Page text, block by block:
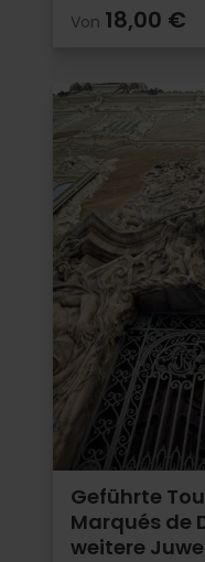
Von 18,00 €
Geführte
Marqués de
weitere